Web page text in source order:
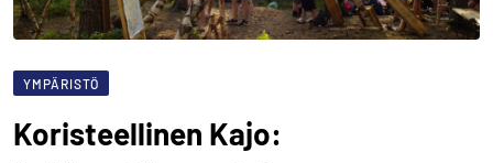
YMPÄRISTÖ
Koristeellinen Kajo: